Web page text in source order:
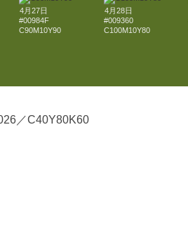
4月27日
#00984F
C90M10Y90
4月28日
#009360
C100M10Y80
／C40Y80K60